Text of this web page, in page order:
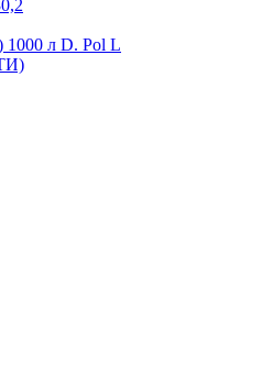
л D. Pol L